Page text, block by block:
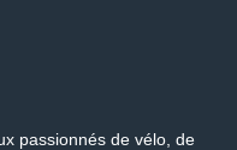
passionnés de vélo, de